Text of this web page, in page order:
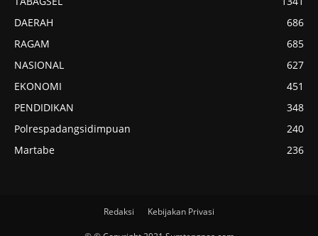
DAERAH
686
RAGAM
685
NASIONAL
627
EKONOMI
451
PENDIDIKAN
348
Polrespadangsidimpuan
240
Martabe
236
Redaksi Kebijakan Privasi